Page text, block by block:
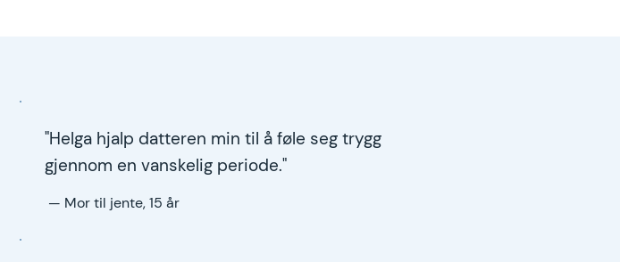
"Helga hjalp datteren min til å føle seg trygg
gjennom en vanskelig periode."
— Mor til jente, 15 år